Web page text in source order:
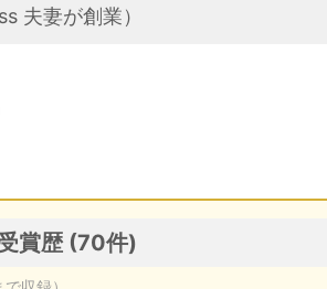
夫妻が創業）
賞歴 (70件)